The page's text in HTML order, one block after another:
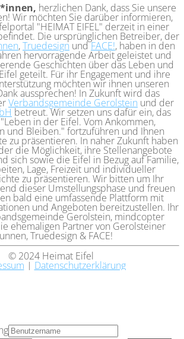
herzlichen Dank, dass Sie unsere
Wir möchten Sie darüber informieren,
"HEIMAT EIFEL" derzeit in einer
Die ursprünglichen Betreiber, der
,Truedesign undFACE!, haben in den
hervorragende Arbeit geleistet und
Geschichten über das Leben und
geteilt. Für ihr Engagement und ihre
möchten wir ihnen unseren
aussprechen! In Zukunft wird das
Verbandsgemeinde Gerolstein und der
betreut. Wir setzen uns dafür ein, das
in der Eifel. Vom Ankommen,
und Bleiben." fortzuführen und Ihnen
zu präsentieren. In naher Zukunft haben
die Möglichkeit, ihre Stellenangebote
sich sowie die Eifel in Bezug auf Familie,
Lage, Freizeit und individueller
zu präsentieren. Wir bitten um Ihr
dieser Umstellungsphase und freuen
bald eine umfassende Plattform mit
und Angeboten bereitzustellen. Ihr
Gerolstein, mindcopter
ehemaligen Partner von Gerolsteiner
Truedesign & FACE!
© 2024 Heimat Eifel
| Datenschutzerklärung